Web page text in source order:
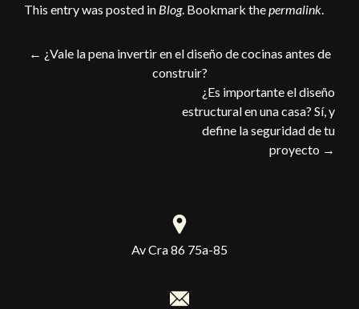
This entry was posted in Blog. Bookmark thepermalink
← ¿Vale la pena invertir en el diseño de cocinas antes de
construir?
¿Es importante el diseño
estructural en una casa? Sí, y
define la seguridad de tu
proyecto →
Av Cra 86 75a-85